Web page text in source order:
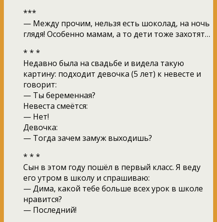
***
— Между прочим, нельзя есть шоколад, на ночь
глядя! Особенно мамам, а то дети тоже захотят…
* * *
Недавно была на свадьбе и видела такую
картину: подходит девочка (5 лет) к невесте и
говорит:
— Ты беременная?
Невеста смеётся:
— Нет!
Девочка:
— Тогда зачем замуж выходишь?
* * *
Сын в этом году пошёл в первый класс. Я веду
его утром в школу и спрашиваю:
— Дима, какой тебе больше всех урок в школе
нравится?
— Последний!